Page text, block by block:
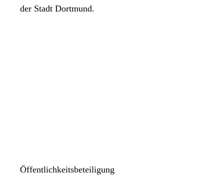
der Stadt Dortmund.
Öffentlichkeitsbeteiligung